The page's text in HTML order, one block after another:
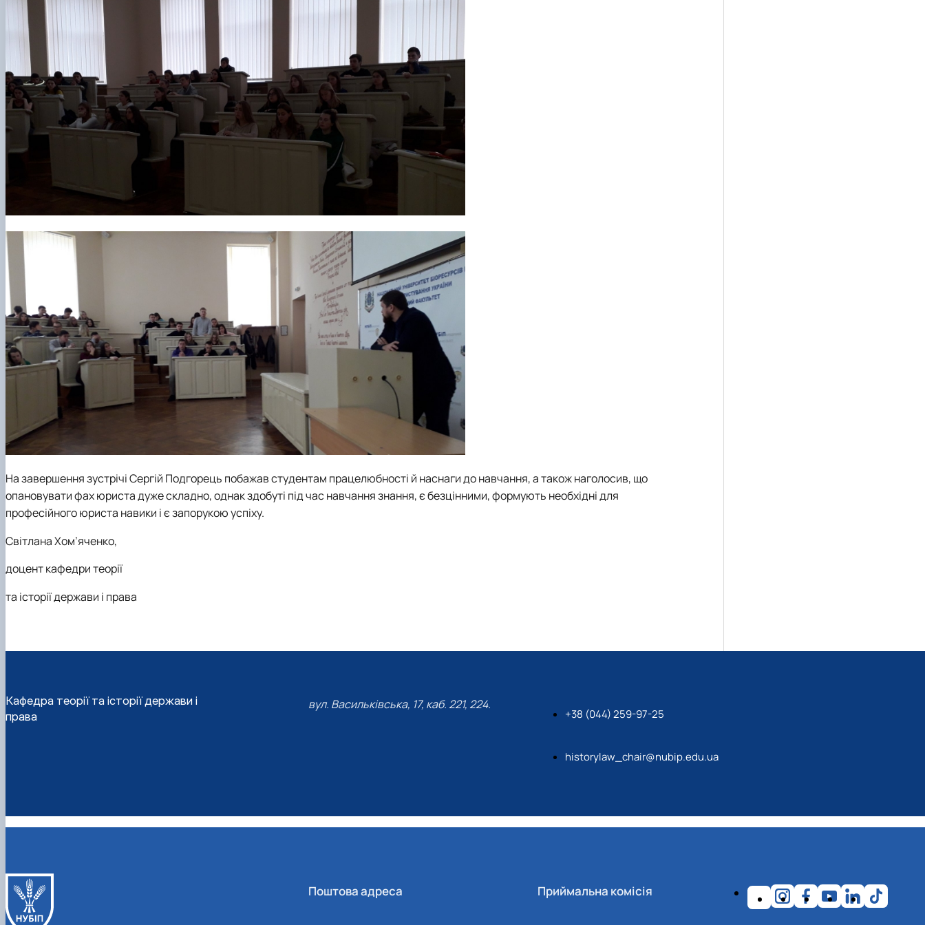
На завершення зустрічі Сергій Подгорець побажав студентам працелюбності й наснаги до навчання, а також наголосив, що
опановувати фах юриста дуже складно, однак здобуті під час навчання знання, є безцінними, формують необхідні для
професійного юриста навики і є запорукою успіху.
Світлана Хом’яченко,
доцент кафедри теорії
та історії держави і права
Кафедра теорії та історії держави і
права
вул. Васильківська, 17, каб. 221, 224.
+38 (044) 259-97-25
historylaw_chair@nubip.edu.ua
Поштова адреса Приймальна комісія